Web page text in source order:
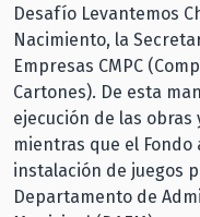
Desafío Levantemos
Nacimiento, la
Empresas CMPC
Cartones). De esta
ejecución de las
mientras que el
instalación de juegos
Departamento de